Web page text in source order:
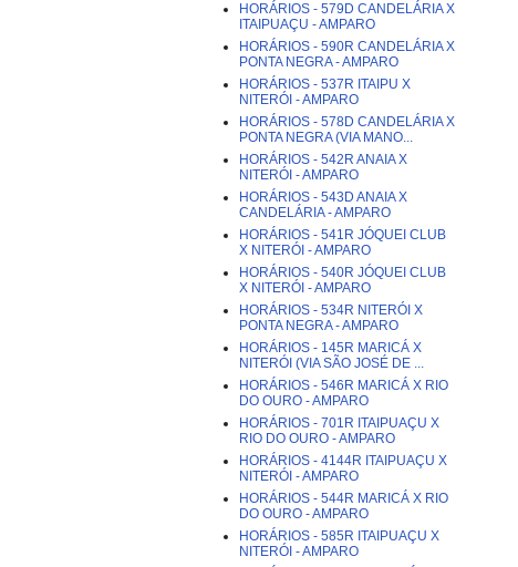
HORÁRIOS - 579D CANDELÁRIA X
ITAIPUAÇU - AMPARO
HORÁRIOS - 590R CANDELÁRIA X
PONTA NEGRA - AMPARO
HORÁRIOS - 537R ITAIPU X
NITERÓI - AMPARO
HORÁRIOS - 578D CANDELÁRIA X
PONTA NEGRA (VIA MANO...
HORÁRIOS - 542R ANAIA X
NITERÓI - AMPARO
HORÁRIOS - 543D ANAIA X
CANDELÁRIA - AMPARO
HORÁRIOS - 541R JÓQUEI CLUB
X NITERÓI - AMPARO
HORÁRIOS - 540R JÓQUEI CLUB
X NITERÓI - AMPARO
HORÁRIOS - 534R NITERÓI X
PONTA NEGRA - AMPARO
HORÁRIOS - 145R MARICÁ X
NITERÓI (VIA SÃO JOSÉ DE ...
HORÁRIOS - 546R MARICÁ X RIO
DO OURO - AMPARO
HORÁRIOS - 701R ITAIPUAÇU X
RIO DO OURO - AMPARO
HORÁRIOS - 4144R ITAIPUAÇU X
NITERÓI - AMPARO
HORÁRIOS - 544R MARICÁ X RIO
DO OURO - AMPARO
HORÁRIOS - 585R ITAIPUAÇU X
NITERÓI - AMPARO